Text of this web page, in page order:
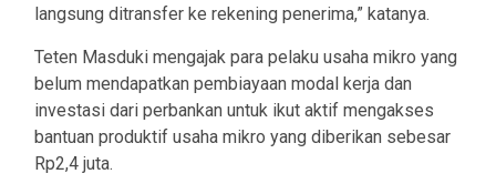
langsung ditransfer ke rekening penerima,” katanya.
Teten Masduki mengajak para pelaku usaha mikro yang
belum mendapatkan pembiayaan modal kerja dan
investasi dari perbankan untuk ikut aktif mengakses
bantuan produktif usaha mikro yang diberikan sebesar
Rp2,4 juta.